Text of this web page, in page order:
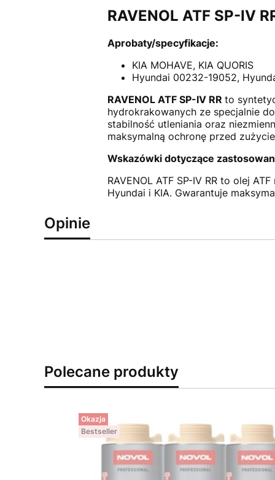
RAVENOL ATF SP-IV
Aprobaty/specyfikacje:
KIA MOHAVE, KIA QUORIS
Hyundai 00232-19052,
RAVENOL ATF SP-IV RR to
hydrokrakowanych ze specjalnie
stabilność utleniania oraz
maksymalną ochronę przed
Wskazówki dotyczące
RAVENOL ATF SP-IV RR to olej
Hyundai i KIA. Gwarantuje
Opinie
Polecane produkty
Okazja
Bestseller